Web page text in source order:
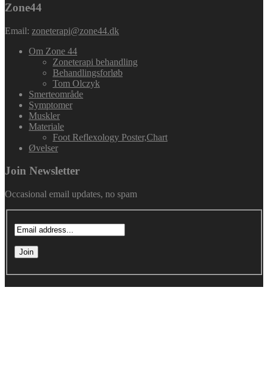
Zone44
Email: zoneterapi@zone44.dk
Om Zone 44
Zoneterapi behandling
Behandlingsforløb
Tom Olczyk
Smerteområde
Symptomer
Muskler
Materiale
Foot Reflexology Poster,Chart
Øvelser
Join Newsletter
Occasional email updates, no spam